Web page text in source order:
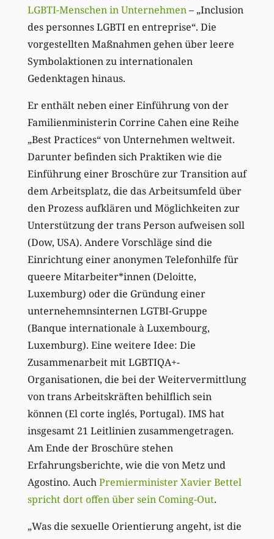
LGBTI-Menschen in Unternehmen– „Inclusion
des personnes LGBTI en entreprise“. Die
vorgestelltenMaßnahmen gehen über leere
Symbolaktionen zu internationalen
Gedenktagen hinaus.
Er enthält neben einer Einführung von der
Familienministerin Corrine Cahen eine Reihe
„Best Practices“ von Unternehmen weltweit.
Darunter befinden sich Praktiken wie die
Einführung einer Broschüre zur Transition auf
dem Arbeitsplatz, die das Arbeitsumfeld über
den Prozess aufklären und Möglichkeiten zur
Unterstützung der trans Person aufweisen soll
(Dow, USA). Andere Vorschläge sind die
Einrichtung einer anonymen Telefonhilfe für
queere Mitarbeiter*innen (Deloitte,
Luxemburg) oder die Gründung einer
unternehemnsinternen LGTBI-Gruppe
(Banque internationale àLuxembourg,
Luxemburg). Eine weitere Idee: Die
Zusammenarbeit mit LGBTIQA+-
Organisationen, die beider Weitervermittlung
von trans Arbeitskräften behilflich sein
können (El corte inglés, Portugal). IMS hat
insgesamt 21 Leitlinien zusammengetragen.
Am Ende der Broschüre stehen
Erfahrungsberichte, wie die von Metz und
Agostino. AuchPremierminister Xavier Bettel
spricht dort offen über sein Coming-Out.
„Was die sexuelle Orientierung angeht, ist die